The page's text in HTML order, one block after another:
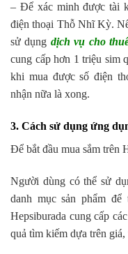
– Để xác minh được tài
điện thoại Thỗ Nhĩ Kỳ.
sử dụng dịch vụ cho
cung cấp hơn 1 triệu sim
khi mua được số điện
nhận nữa là xong.
3. Cách sử dụng ứng
Để bắt đầu mua sắm trên
Người dùng có thể sử
danh mục sản phẩm
Hepsiburada cung cấp
quả tìm kiếm dựa trên